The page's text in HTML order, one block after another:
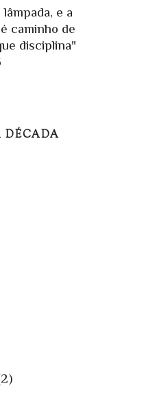
e a
caminho de
disciplina"
DÉCADA